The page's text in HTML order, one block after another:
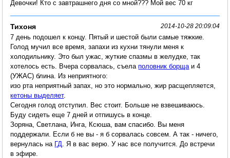
Девочки! Кто с завтрашнего дня со мной??? Мой вес 70 кг
Тихоня 2014-10-28 20:09:04
7 день подошел к концу. Пятый и шестой были самые тяжкие.
Голод мучил все время, запахи из кухни тянули меня к
холодильнику. Это был ужас, жуткие спазмы в желудке, так
хотелось есть. Вчера сорвалась, съелаполовник борща и 4
(УЖАС) блина. Из неприятного:
изо рта неприятный запах, но это нормально, жир расщепляется,
кетоны выделяет.
Сегодня голод отступил. Вес стоит. Больше не взвешиваюсь.
Буду сидеть еще 7 дней и отпишусь в конце.
Зоряна, Светлана, Инга, Ксюша, вам спасибо. Вы меня
поддержали. Если б не вы - я б сорвалась совсем. А так - ничего,
вернулась на ГД
. Я в вас верю. У нас все получится. До встречи
в эфире.